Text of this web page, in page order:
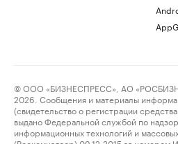
© ООО «БИЗНЕСПРЕСС», АО
2026. Сообщения и материалы
(свидетельство о регистрации
выдано Федеральной службой по
информационных технологий и